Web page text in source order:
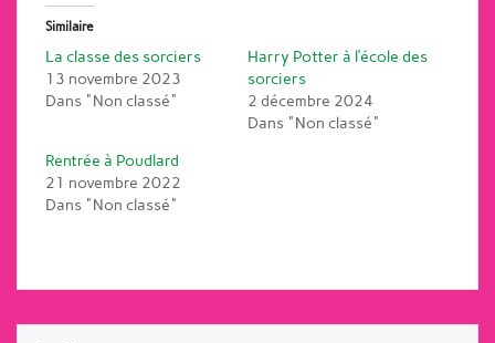
Similaire
La classe des sorciers
13 novembre 2023
Dans "Non classé"
Harry Potter à l’école des
sorciers
2 décembre 2024
Dans "Non classé"
Rentrée à Poudlard
21 novembre 2022
Dans "Non classé"